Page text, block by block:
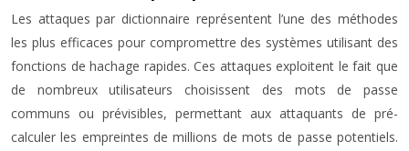
Les attaques par dictionnaire représentent l’une des méthodes
les plus efficaces pour compromettre des systèmes utilisant des
fonctions de hachage rapides. Ces attaques exploitent le fait que
de nombreux utilisateurs choisissent des mots de passe
communs ou prévisibles, permettant aux attaquants de pré-
calculer les empreintes de millions de mots de passe potentiels.